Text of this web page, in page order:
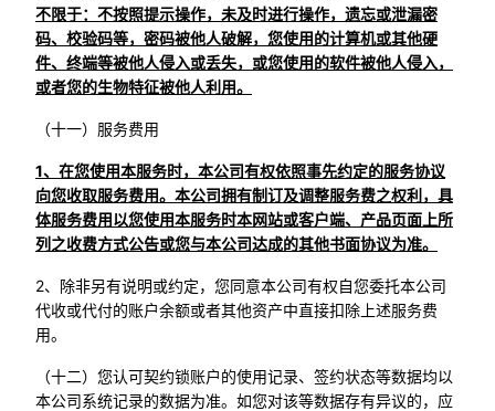
不限于：不按照提示操作，未及时进行操作，遗忘或泄漏密
码、校验码等，密码被他人破解，您使用的计算机或其他硬
件、终端等被他人侵入或丢失，或您使用的软件被他人侵入，
或者您的生物特征被他人利用。
（十一）服务费用
1、在您使用本服务时，本公司有权依照事先约定的服务协议
向您收取服务费用。本公司拥有制订及调整服务费之权利，具
体服务费用以您使用本服务时本网站或客户端、产品页面上所
列之收费方式公告或您与本公司达成的其他书面协议为准。
2、除非另有说明或约定，您同意本公司有权自您委托本公司
代收或代付的账户余额或者其他资产中直接扣除上述服务费
用。
（十二）您认可契约锁账户的使用记录、签约状态等数据均以
本公司系统记录的数据为准。如您对该等数据存有异议的，应